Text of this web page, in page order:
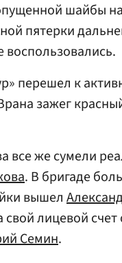
шайбы
пятерки
воспользовались.
перешел к
зажег
все же сумели
. В бригаде
вышел
лицевой
Семин.